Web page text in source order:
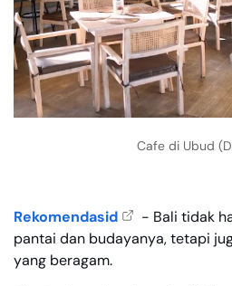
Cafe di Ubud
Rekomendasid
- Bali tidak
pantai dan budayanya, tetapi
yang beragam.